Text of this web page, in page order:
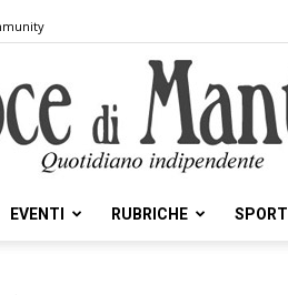
EVENTI RUBRICHE SPORT